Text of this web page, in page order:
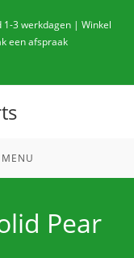
3 werkdagen | Winkel
een afspraak
MENU
Pear